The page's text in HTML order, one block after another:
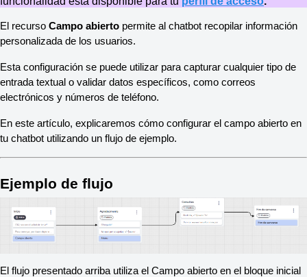
El recurso Campo abierto permite al chatbot recopilar información
personalizada de los usuarios.
Esta configuración se puede utilizar para capturar cualquier tipo de
entrada textual o validar datos específicos, como correos
electrónicos y números de teléfono.
En este artículo, explicaremos cómo configurar el campo abierto en
tu chatbot utilizando un flujo de ejemplo.
Ejemplo de flujo
El flujo presentado arriba utiliza el Campo abierto en el bloque inicial